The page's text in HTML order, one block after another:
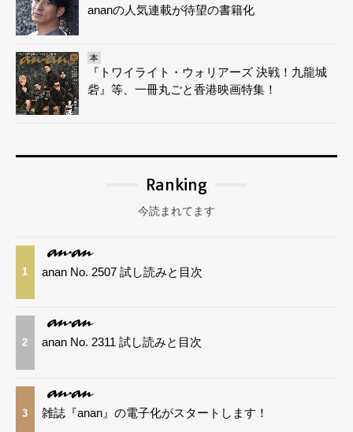
ananの人気連載が待望の書籍化
本
『トワイライト・ウォリアーズ 決戦！九龍城
砦』等、一冊丸ごと香港映画特集！
Ranking
今読まれてます
1 anan No. 2507 試し読みと目次
2 anan No. 2311 試し読みと目次
3 雑誌『anan』の電子化がスタートします！